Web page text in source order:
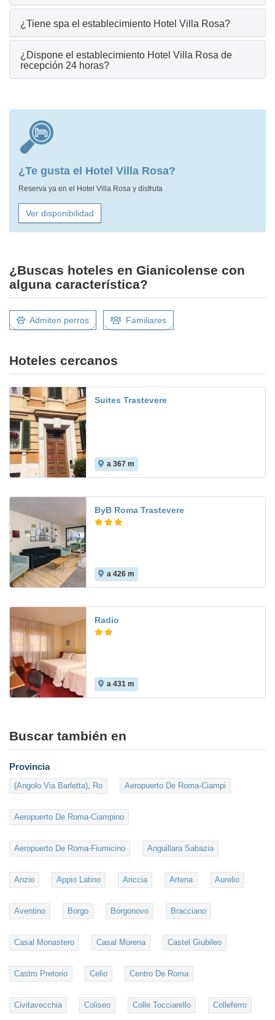
¿Tiene spa el establecimiento Hotel Villa Rosa?
¿Dispone el establecimiento Hotel Villa Rosa de
recepción 24 horas?
¿Te gusta el Hotel Villa Rosa?
Reserva ya en el Hotel Villa Rosa y disfruta
Ver disponibilidad
¿Buscas hoteles en Gianicolense con
alguna característica?
Admiten perros Familiares
Hoteles cercanos
Suites Trastevere
a 367 m
ByB Roma Trastevere
a 426 m
Radio
a 431 m
Buscar también en
Provincia
(Angolo Via Barletta), Ro Aeropuerto De Roma-Ciampi
Aeropuerto De Roma-Ciampino
Aeropuerto De Roma-Fiumicino Anguillara Sabazia
Anzio Appio Latino Ariccia Artena Aurelio
Aventino Borgo Borgonovo Bracciano
Casal Monastero Casal Morena Castel Giubileo
Castro Pretorio Celio Centro De Roma
Civitavecchia Coliseo Colle Tocciarello Colleferro